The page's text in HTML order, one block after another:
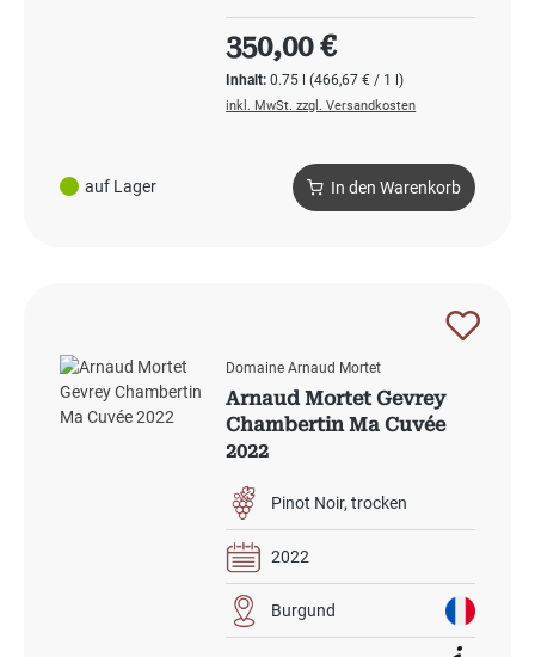
auf Lager
Inhalt:0.75 l(466,67 € / 1 l)
Regulärer Preis:
350,00 €
inkl. MwSt. zzgl. Versandkosten
In den Warenkorb
Domaine Arnaud Mortet
Arnaud Mortet Gevrey
Chambertin Ma Cuvée
2022
Pinot Noir trocken
2022
Burgund